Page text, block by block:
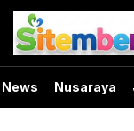
News Nusaraya